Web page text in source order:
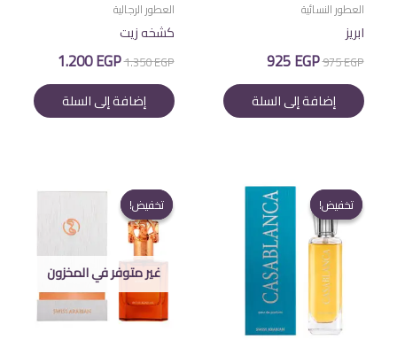
العطور النسائية
ابريز
975EGP السعر
الأصلي
هو:
975 EGP.
925EGP السعر
هو:
925 EGP.
إضافة إلى السلة
العطور الرجالية
كشخه زيت
1.350EGP السعر
الأصلي
هو:
1.350 EGP.
1.200EGP
هو:
1.200 EGP. إضافة إلى السلة
تخفيض!
تخفيض! تخفيض!
غير متوفر في المخزون
تخفيض!